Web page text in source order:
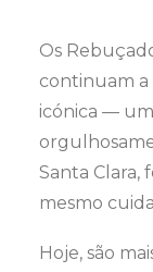
Os
continuam a
icónica —
Santa Clara,
mesmo
Hoje, são